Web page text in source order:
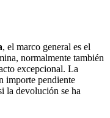
, el marco general es el
normalmente también
excepcional. La
importe pendiente
la devolución se ha